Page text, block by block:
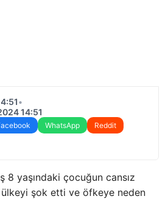
•
14:51
WhatsApp
Reddit
8 yaşındaki çocuğun cansız
ülkeyi şok etti ve öfkeye neden